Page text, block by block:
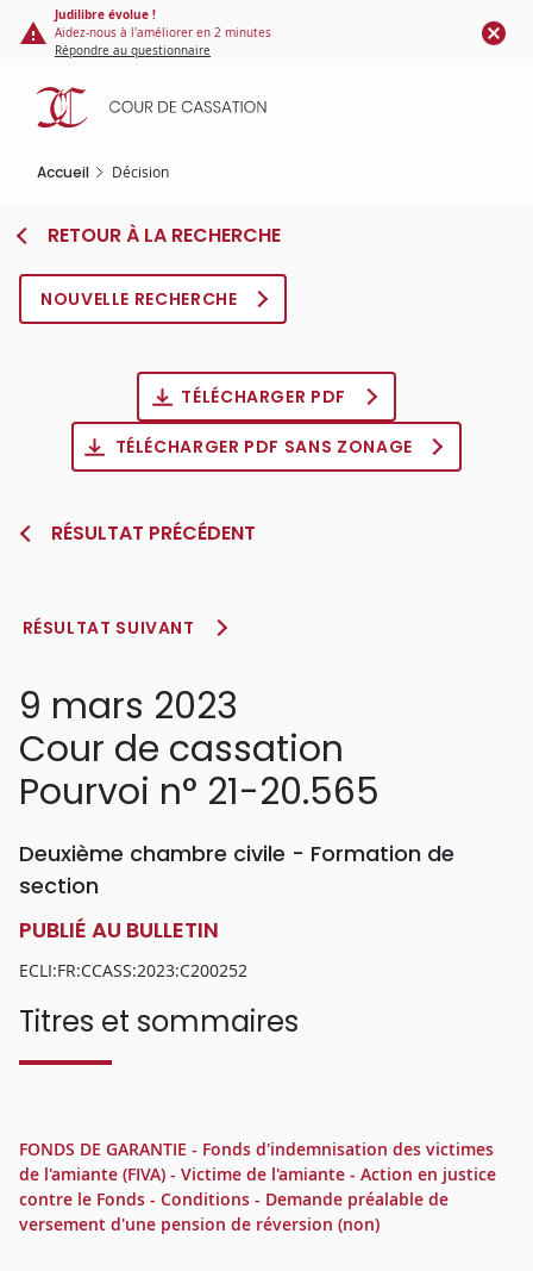
Panneau de gestion des cookies
contenu
principal
Judilibre évolue !
Aidez-nous à l'améliorer en 2 minutes
Répondre au questionnaire
Accueil Décision
RETOUR À LA RECHERCHE
NOUVELLE RECHERCHE
TÉLÉCHARGER PDF
TÉLÉCHARGER PDF SANS ZONAGE
RÉSULTAT PRÉCÉDENT
RÉSULTAT SUIVANT
9 mars 2023
Cour de cassation
Pourvoi n° 21-20.565
Deuxième chambre civile - Formation de
section
PUBLIÉ AU BULLETIN
ECLI:FR:CCASS:2023:C200252
Titres et sommaires
FONDS DE GARANTIE - Fonds d'indemnisation des victimes
de l'amiante (FIVA) - Victime de l'amiante - Action en justice
contre le Fonds - Conditions - Demande préalable de
versement d'une pension de réversion (non)